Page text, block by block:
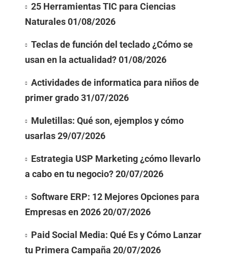
25 Herramientas TIC para Ciencias
Naturales01/08/2026
Teclas de función del teclado ¿Cómo se
usan en la actualidad?01/08/2026
Actividades de informatica para niños de
primer grado31/07/2026
Muletillas: Qué son, ejemplos y cómo
usarlas29/07/2026
Estrategia USP Marketing ¿cómo llevarlo
a cabo en tu negocio?20/07/2026
Software ERP: 12 Mejores Opciones para
Empresas en 202620/07/2026
Paid Social Media: Qué Es y Cómo Lanzar
tu Primera Campaña 20/07/2026